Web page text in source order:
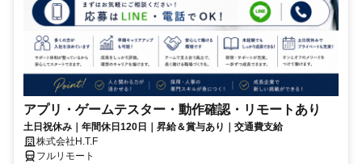
アプリ・ゲームテスター・動作確認・リモートあり
土日祝休み｜年間休日120日｜昇給＆賞与あり｜交通費支給
株式会社H.T.F
フルリモート